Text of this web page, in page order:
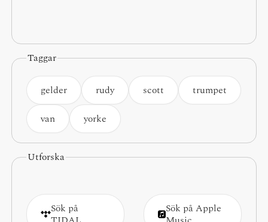
Taggar
gelder rudy scott
trumpet
van
yorke
Utforska
Sök på
Sök på Apple